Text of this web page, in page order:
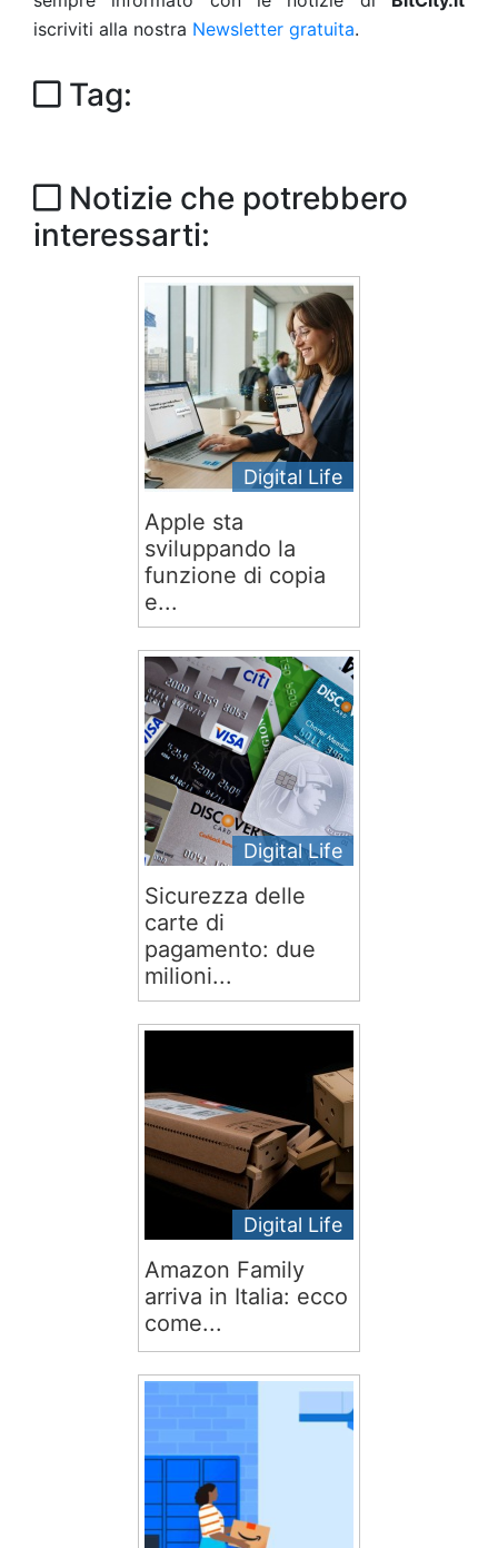
iscriviti alla nostra Newsletter gratuita.
Tag:
Notizie che potrebbero
interessarti:
Digital Life
Apple sta
sviluppando la
funzione di copia
e...
Digital Life
Sicurezza delle
carte di
pagamento: due
milioni...
Digital Life
Amazon Family
arriva in Italia: ecco
come...